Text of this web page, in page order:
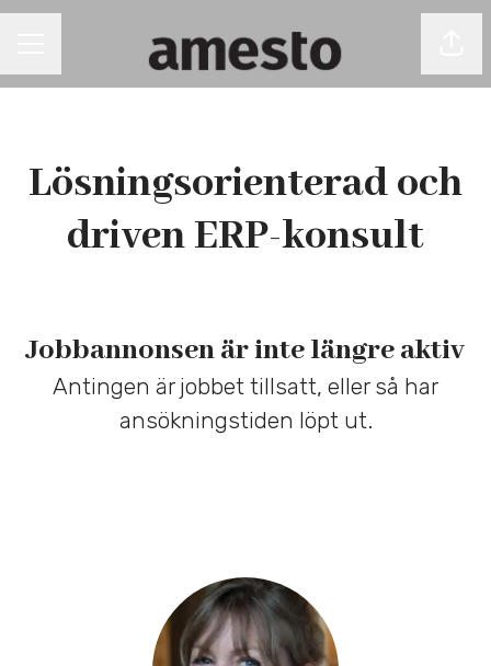
Lösningsorienterad och
driven ERP-konsult
Jobbannonsen är inte längre aktiv
Antingen är jobbet tillsatt, eller så har
ansökningstiden löpt ut.